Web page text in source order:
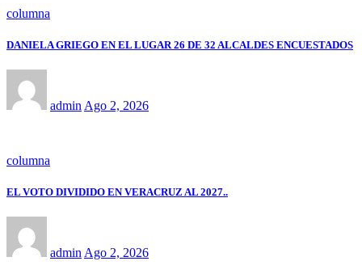
columna
DANIELA GRIEGO EN EL LUGAR 26 DE 32 ALCALDES ENCUESTADOS
admin Ago 2, 2026
columna
EL VOTO DIVIDIDO EN VERACRUZ AL 2027..
adminAgo 2, 2026